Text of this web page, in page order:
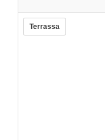
Terrassa